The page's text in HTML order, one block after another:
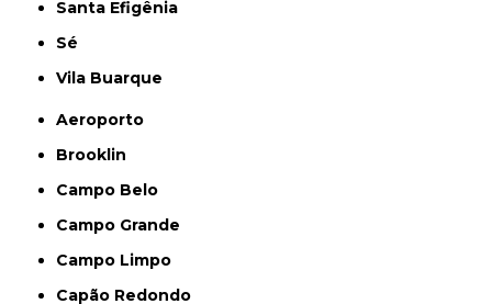
Santa Efigênia
Sé
Vila Buarque
Aeroporto
Brooklin
Campo Belo
Campo Grande
Campo Limpo
Capão Redondo